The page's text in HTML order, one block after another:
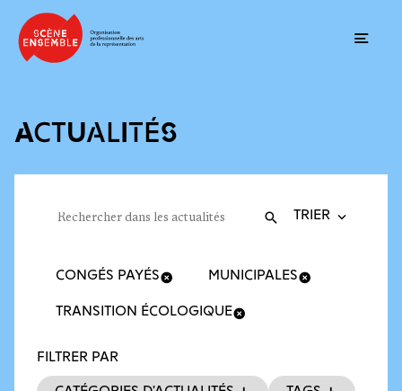
ACTUALITÉS
Recherche
Valider
FILTRER PAR
CONGÉS PAYÉS MUNICIPALES
TRANSITION ÉCOLOGIQUE